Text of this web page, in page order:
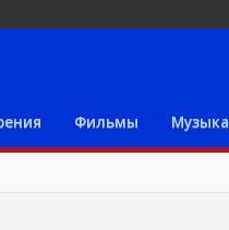
Фильмы Музыка